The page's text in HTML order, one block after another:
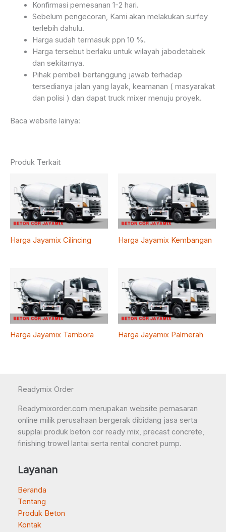
Konfirmasi pemesanan 1-2 hari.
Sebelum pengecoran, Kami akan melakukan surfey
terlebih dahulu.
Harga sudah termasuk ppn 10 %.
Harga tersebut berlaku untuk wilayah jabodetabek
dan sekitarnya.
Pihak pembeli bertanggung jawab terhadap
tersedianya jalan yang layak, keamanan ( masyarakat
dan polisi ) dan dapat truck mixer menuju proyek.
Baca website lainya:
Produk Terkait
Harga Jayamix Cilincing Harga Jayamix Kembangan
Harga Jayamix Tambora Harga Jayamix Palmerah
Readymix Order
Readymixorder.com merupakan website pemasaran
online milik perusahaan bergerak dibidang jasa serta
supplai produk beton cor ready mix, precast concrete,
finishing trowel lantai serta rental concret pump.
Layanan
Beranda
Tentang
Produk Beton
Kontak